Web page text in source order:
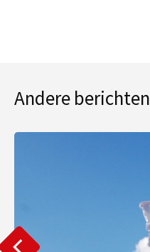
Andere berichten